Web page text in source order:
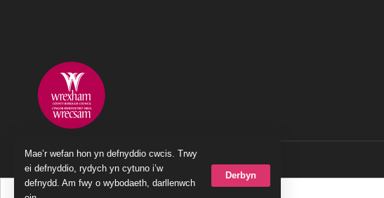
Mae’r wefan hon yn defnyddio cwcis. Trwy
ei defnyddio, rydych yn cytuno i’w
defnydd. Am fwy o wybodaeth, darllenwch
Derbyn
© 2023 Cyngor Bwrdeistref Sirol Wrecsam